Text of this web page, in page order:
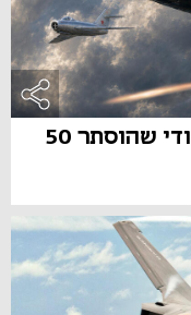
לב של פנתר: קרב האוויר הסודי שהוסתר 50